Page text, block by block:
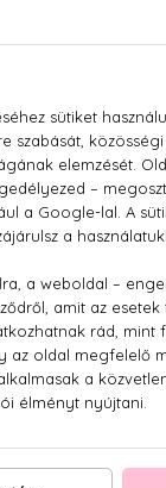
Eau De
EXTRACT,